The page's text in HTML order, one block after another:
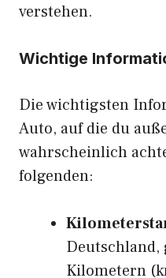
verstehen.
Wichtige
Die wichtigsten
Auto, auf die du
wahrscheinlich
folgenden:
Deutschland,
Kilometern